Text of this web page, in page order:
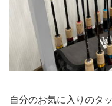
自分のお気に入りのタ